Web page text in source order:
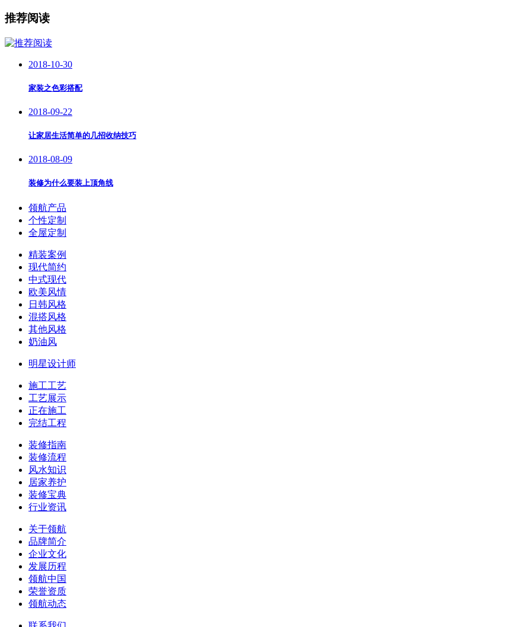
推荐阅读
2018-10-30
家装之色彩搭配
2018-09-22
让家居生活简单的几招收纳技巧
2018-08-09
装修为什么要装上顶角线
领航产品
个性定制
全屋定制
精装案例
现代简约
中式现代
欧美风情
日韩风格
混搭风格
其他风格
奶油风
明星设计师
施工工艺
工艺展示
正在施工
完结工程
装修指南
装修流程
风水知识
居家养护
装修宝典
行业资讯
关于领航
品牌简介
企业文化
发展历程
领航中国
荣誉资质
领航动态